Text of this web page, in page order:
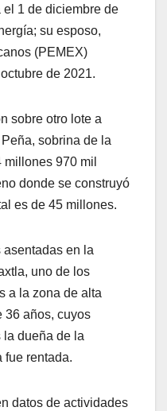
1 de diciembre de
su esposo,
(PEMEX)
de 2021.
sobre otro lote a
sobrina de la
970 mil
donde se construyó
es de 45 millones.
asentadas en la
uno de los
a la zona de alta
36 años, cuyos
la dueña de la
fue rentada.
datos de actividades